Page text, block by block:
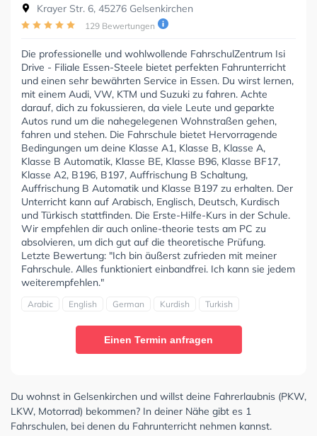
Krayer Str. 6, 45276 Gelsenkirchen
129 Bewertungen
Die professionelle und wohlwollende FahrschulZentrum Isi
Drive - Filiale Essen-Steele bietet perfekten Fahrunterricht
und einen sehr bewährten Service in Essen. Du wirst lernen,
mit einem Audi, VW, KTM und Suzuki zu fahren. Achte
darauf, dich zu fokussieren, da viele Leute und geparkte
Autos rund um die nahegelegenen Wohnstraßen gehen,
fahren und stehen. Die Fahrschule bietet Hervorragende
Bedingungen um deine Klasse A1, Klasse B, Klasse A,
Klasse B Automatik, Klasse BE, Klasse B96, Klasse BF17,
Klasse A2, B196, B197, Auffrischung B Schaltung,
Auffrischung B Automatik und Klasse B197 zu erhalten. Der
Unterricht kann auf Arabisch, Englisch, Deutsch, Kurdisch
und Türkisch stattfinden. Die Erste-Hilfe-Kurs in der Schule.
Wir empfehlen dir auch online-theorie tests am PC zu
absolvieren, um dich gut auf die theoretische Prüfung.
Letzte Bewertung: "Ich bin äußerst zufrieden mit meiner
Fahrschule. Alles funktioniert einbandfrei. Ich kann sie jedem
weiterempfehlen."
Arabic English German Kurdish Turkish
Einen Termin anfragen
Du wohnst in Gelsenkirchen und willst deine Fahrerlaubnis (PKW,
LKW, Motorrad) bekommen? In deiner Nähe gibt es 1
Fahrschulen, bei denen du Fahrunterricht nehmen kannst.